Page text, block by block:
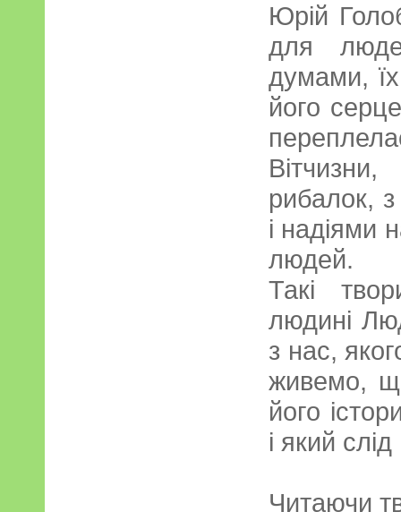
Юрій
для
думами,
його
рибалок,
і надіями
людей.
Такі
людині
з нас,
живемо,
його
і який
Читаючи